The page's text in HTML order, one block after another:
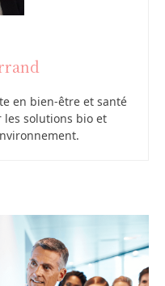
en bien-être et santé
solutions bio et